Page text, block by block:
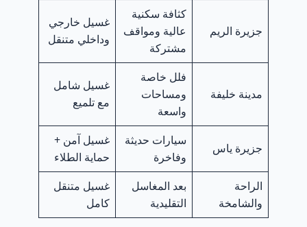
جزيرة الريم
كثافة سكنية
عالية ومواقف
مشتركة
غسيل خارجي
وداخلي متنقل
مدينة خليفة
فلل خاصة
ومساحات
واسعة
غسيل شامل
مع تلميع
جزيرة ياس
سيارات حديثة
وفاخرة
غسيل آمن +
حماية الطلاء
الراحة
والشامخة
بعد المغاسل
التقليدية
غسيل متنقل
كامل